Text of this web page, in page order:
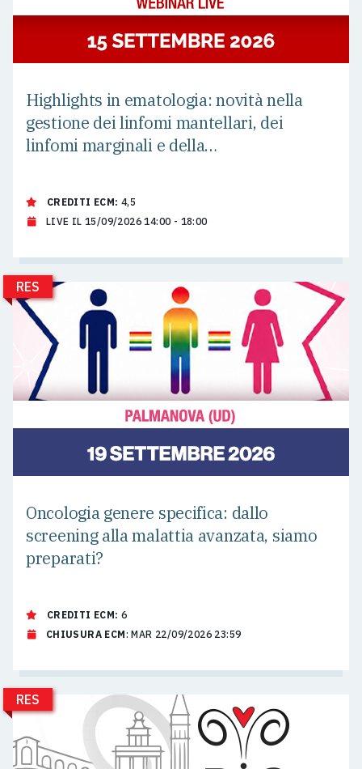
Highlights in ematologia: novità nella
gestione dei linfomi mantellari, dei
linfomi marginali e della
CREDITI ECM: 4,5
LIVE IL 15/09/2026 14:00 - 18:00
RES
Oncologia genere specifica: dallo
screening alla malattia avanzata, siamo
preparati?
CREDITI ECM: 6
CHIUSURA ECM: MAR 22/09/2026 23:59
RES